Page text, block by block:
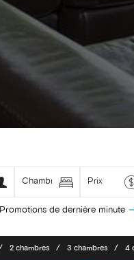
Promotions de dernière minute
2 chambres 3 chambres 4